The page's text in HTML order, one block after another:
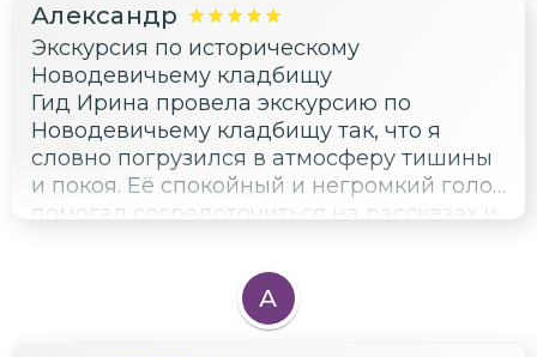
Александр
Экскурсия по историческому
Новодевичьему кладбищу
Гид Ирина провела экскурсию по
Новодевичьему кладбищу так, что я
словно погрузился в атмосферу тишины
и покоя. Её спокойный и негромкий голос
помогал сосредоточиться на рассказах и
группой. Было много интересных фактов
и историй о жизни знаменитых людей, но
при этом сохранялась особая атмосфера
А